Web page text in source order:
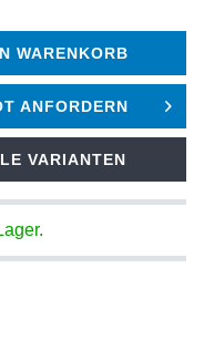
WARENKORB
ANFORDERN
VARIANTEN